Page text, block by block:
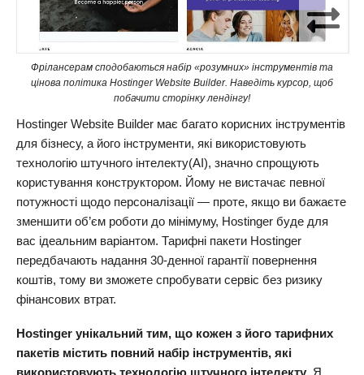
Фрілансерам сподобаються набір «розумних» інструментів та
цінова політика Hostinger Website Builder. Наведіть курсор, щоб
побачити сторінку лендінгу!
Hostinger Website Builder має багато корисних інструментів
для бізнесу, а його інструменти, які використовують
технологію штучного інтелекту(AI), значно спрощують
користування конструктором. Йому не вистачає певної
потужності щодо персоналізації — проте, якщо ви бажаєте
зменшити об’єм роботи до мінімуму, Hostinger буде для
вас ідеальним варіантом. Тарифні пакети Hostinger
передбачають надання 30-денної гарантії повернення
коштів, тому ви зможете спробувати сервіс без ризику
фінансових втрат.
Hostinger унікальний тим, що кожен з його тарифних
пакетів містить повний набір інструментів, які